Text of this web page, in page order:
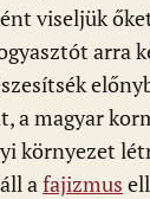
viseljük
arra
a magyar
környezet
afajizmus